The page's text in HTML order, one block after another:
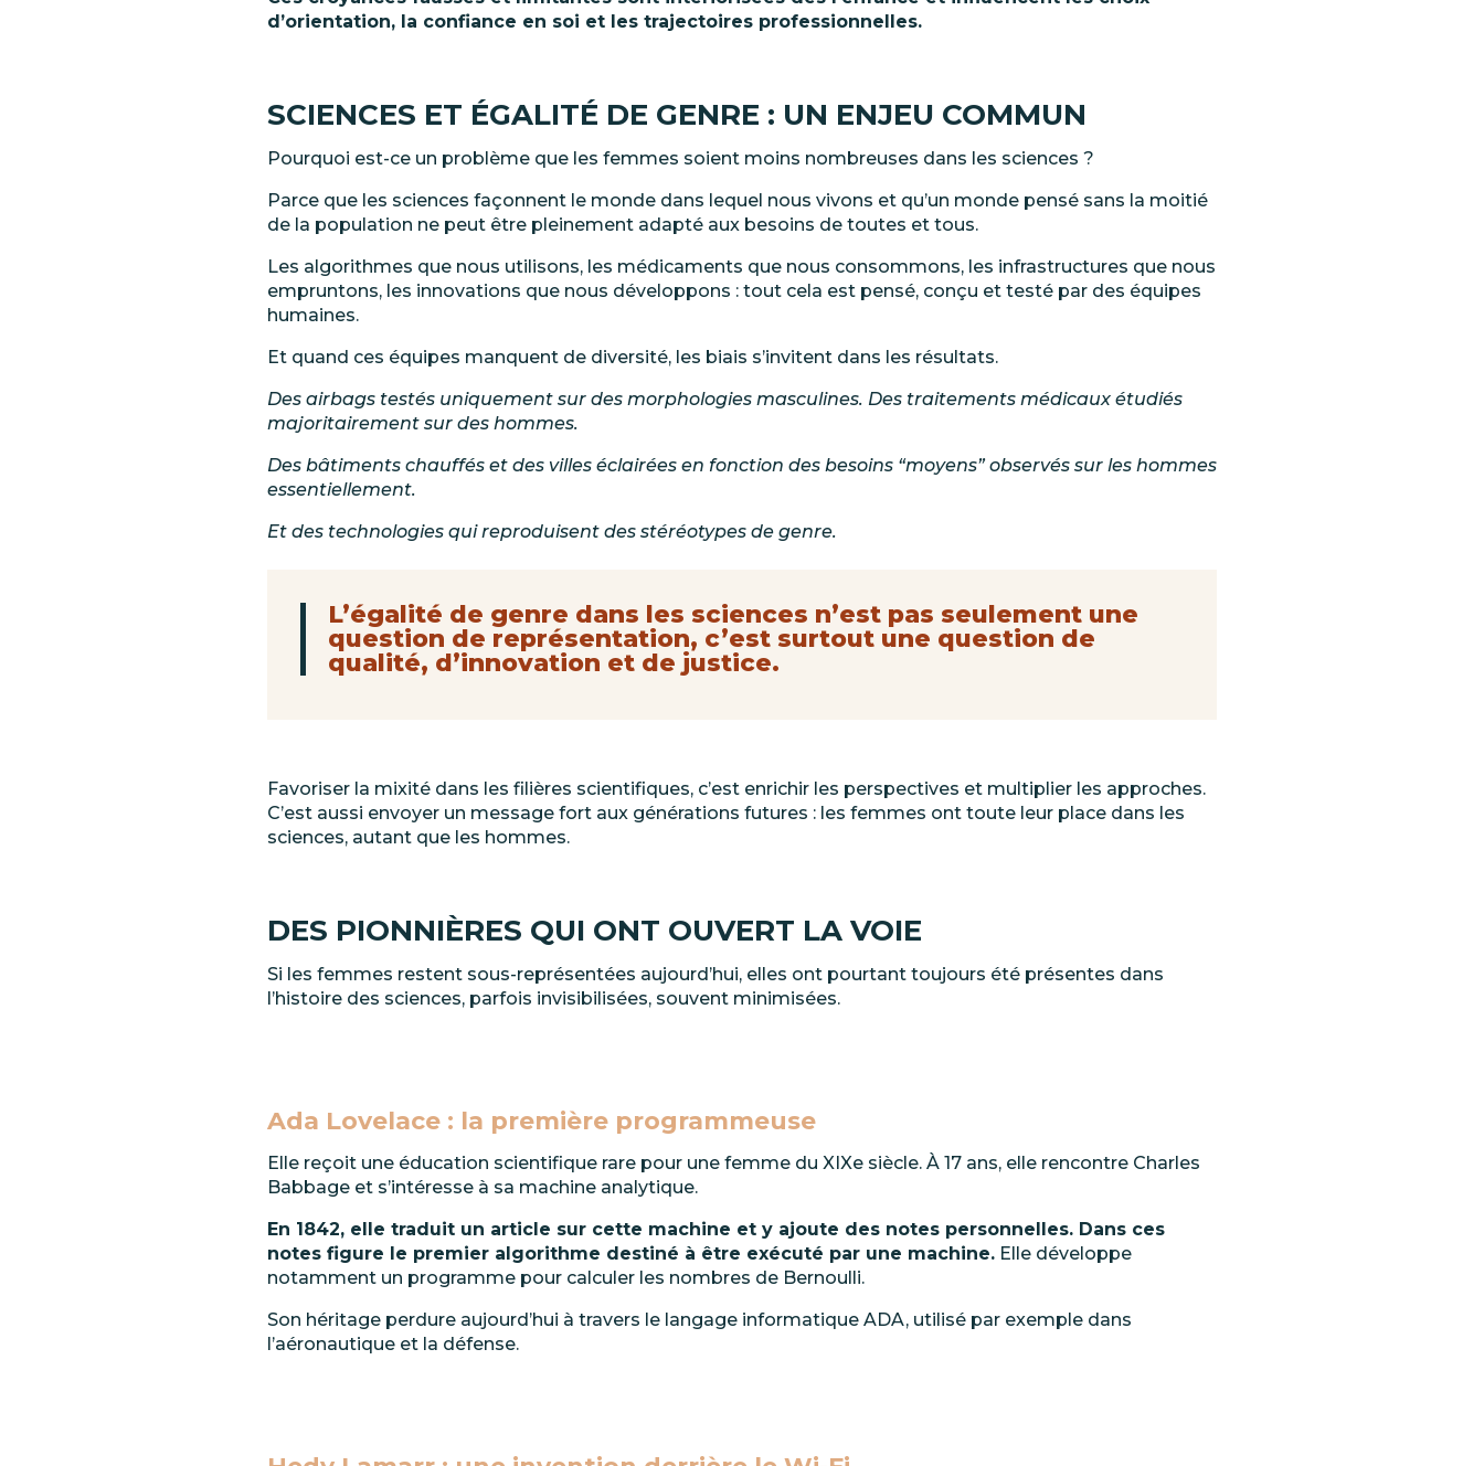
d’orientation, la confiance en soi et les trajectoires professionnelles.
SCIENCES ET ÉGALITÉ DE GENRE : UN ENJEU COMMUN
Pourquoi est-ce un problème que les femmes soient moins nombreuses dans les sciences ?
Parce que les sciences façonnent le monde dans lequel nous vivons et qu’un monde pensé sans la moitié
de la population ne peut être pleinement adapté aux besoins de toutes et tous.
Les algorithmes que nous utilisons, les médicaments que nous consommons, les infrastructures que nous
empruntons, les innovations que nous développons : tout cela est pensé, conçu et testé par des équipes
humaines.
Et quand ces équipes manquent de diversité, les biais s’invitent dans les résultats.
Des airbags testés uniquement sur des morphologies masculines. Des traitements médicaux étudiés
majoritairement sur des hommes.
Des bâtiments chauffés et des villes éclairées en fonction des besoins “moyens” observés sur les hommes
essentiellement.
Et des technologies qui reproduisent des stéréotypes de genre.
L’égalité de genre dans les sciences n’est pas seulement une
question de représentation, c’est surtout une question de
qualité, d’innovation et de justice.
Favoriser la mixité dans les filières scientifiques, c’est enrichir les perspectives et multiplier les approches.
C’est aussi envoyer un message fort aux générations futures : les femmes ont toute leur place dans les
sciences, autant que les hommes.
DES PIONNIÈRES QUI ONT OUVERT LA VOIE
Si les femmes restent sous-représentées aujourd’hui, elles ont pourtant toujours été présentes dans
l’histoire des sciences, parfois invisibilisées, souvent minimisées.
Ada Lovelace : la premièreprogrammeuse
Elle reçoit une éducation scientifique rare pour une femme du XIXe siècle. À 17 ans, elle rencontre Charles
Babbage et s’intéresse à sa machine analytique.
En 1842, elle traduit un article sur cette machine et y ajoute des notes personnelles. Dans ces
notes figure le premier algorithme destiné à être exécuté par une machine.Elle développe
notamment un programme pour calculer les nombres de Bernoulli.
Son héritage perdure aujourd’hui à travers le langage informatique ADA, utilisé par exemple dans
l’aéronautique et la défense.